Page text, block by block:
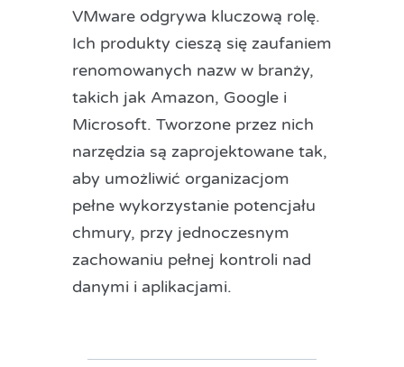
VMware odgrywa kluczową rolę.
Ich produkty cieszą się zaufaniem
renomowanych nazw w branży,
takich jak Amazon, Google i
Microsoft. Tworzone przez nich
narzędzia są zaprojektowane tak,
aby umożliwić organizacjom
pełne wykorzystanie potencjału
chmury, przy jednoczesnym
zachowaniu pełnej kontroli nad
danymi i aplikacjami.